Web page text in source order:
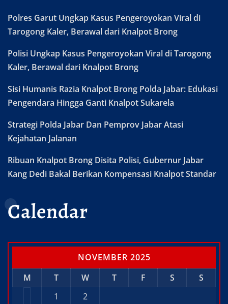
Polres Garut Ungkap Kasus Pengeroyokan Viral di
Tarogong Kaler, Berawal dari Knalpot Brong
Polisi Ungkap Kasus Pengeroyokan Viral di Tarogong
Kaler, Berawal dari Knalpot Brong
Sisi Humanis Razia Knalpot Brong Polda Jabar: Edukasi
Pengendara Hingga Ganti Knalpot Sukarela
Strategi Polda Jabar Dan Pemprov Jabar Atasi
Kejahatan Jalanan
Ribuan Knalpot Brong Disita Polisi, Gubernur Jabar
Kang Dedi Bakal Berikan Kompensasi Knalpot Standar
Calendar
NOVEMBER 2025
M
T W T F S
S
1
2